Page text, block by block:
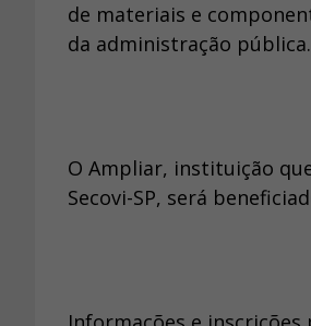
de materiais e
da administração pública.
O Ampliar, instituição
Secovi-SP, será